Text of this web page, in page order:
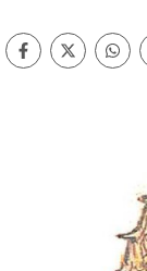
Facebook
Twitter
Comentarios